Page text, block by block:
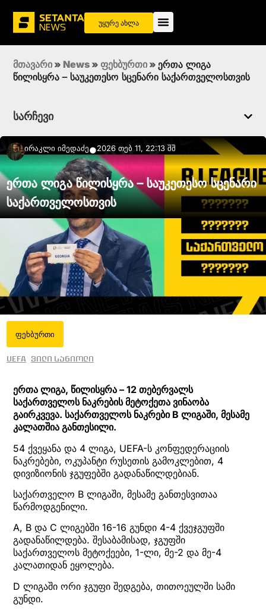
უყურე ახლა
მთავარი » News » ფეხბურთი » ერთა ლიგა
წილისყრა – საუკეთესო სცენარი საქართველოსთვის
სარჩევი
Ირაკლი Იმედაძე●2026 თებ 11, 22:13 შშ
ერთა ლიგა წილისყრა – საუკეთესო სცენარი
საქართველოსთვის
ფეხბურთი
UEFA ვილი სანიოლი
ერთა ლიგა, წილისყრა – 12 თებერვალს
საქართველოს ნაკრების მეტოქეთა ვინაობა
გაირკვევა. საქართველოს ნაკრები B ლიგაში, მესამე
კალათშია განთესილი.
54 ქვეყანა და 4 ლიგა, UEFA-ს კონფედერაციის
ნაკრებები, ოკუპანტი რუსეთის გამოკლებით, 4
დივიზიონის ჯგუფებში გადანაწილდებიან.
საქართველო B ლიგაში, მესამე განთესვითაა
წარმოდგენილი.
A, B და C ლიგებში 16-16 გუნდი 4-4 ქვეჯგუფში
გადანაწილდება. შესაბამისად, ჯგუფში
საქართველოს მეტოქეები, 1-ლი, მე-2 და მე-4
კალათიდან ეყოლება.
D ლიგაში ორი ჯგუფი შედგება, თითოეულში სამი
გუნდი.